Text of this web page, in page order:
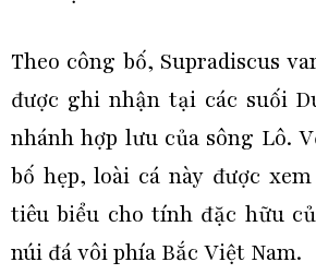
Theo công bố, Supradiscus
được ghi nhận tại các suối
nhánh hợp lưu của sông Lô.
bố hẹp, loài cá này được
tiêu biểu cho tính đặc hữu
núi đá vôi phía Bắc Việt Nam.